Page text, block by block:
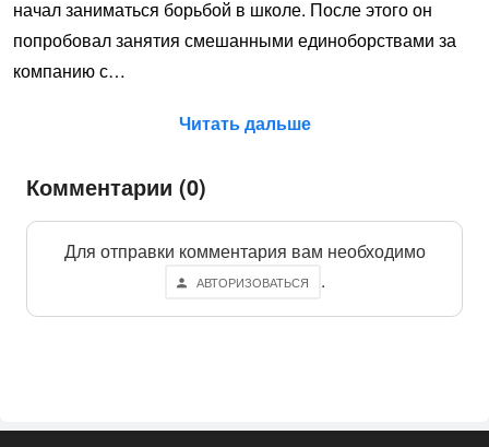
начал заниматься борьбой в школе. После этого он
попробовал занятия смешанными единоборствами за
компанию с…
Читать дальше
Комментарии (0)
Для отправки комментария вам необходимо
АВТОРИЗОВАТЬСЯ .